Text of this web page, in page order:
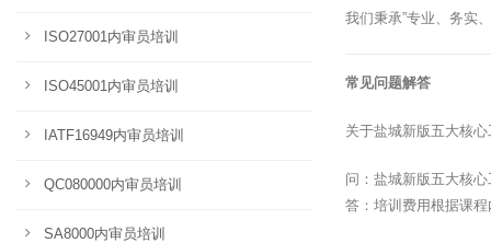
我们秉承”专业、务实
常见问题解答
关于盐城新版五大核
问：盐城新版五大核
答：培训费用根据课
ISO27001内审员培训
ISO45001内审员培训
IATF16949内审员培训
QC080000内审员培训
SA8000内审员培训